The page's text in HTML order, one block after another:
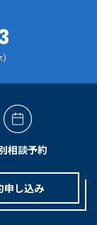
相談予約
申し込み